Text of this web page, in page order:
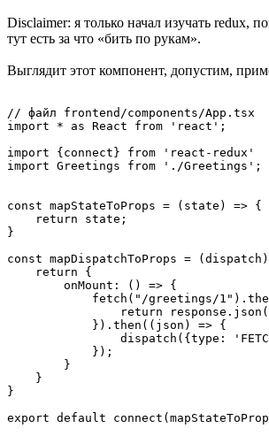
Disclaimer: я только начал изучать redux,
тут есть за что «бить по рукам».
Выглядит этот компонент, допустим,
// файл frontend/components/App.tsx
import * as React from 'react';
import {connect} from 'react-redux'
import Greetings from './Greetings';
const mapStateToProps = (state) => {
    return state;
}
const mapDispatchToProps =
    return {
        onMount: () => {
fetch("/greetings/
return
            }).then((json) => {
dispatch({type:
            });
        }
    }
}
export default